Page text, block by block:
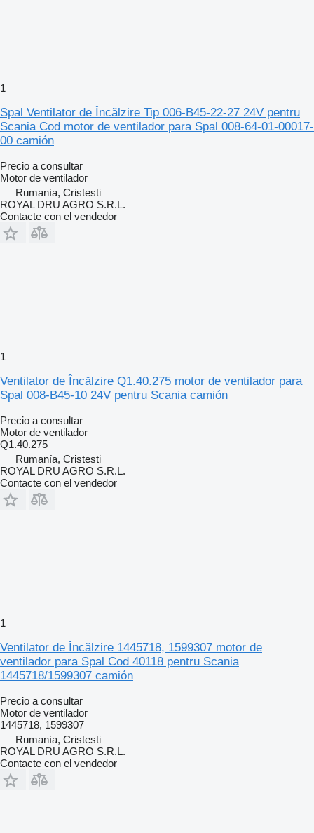
1
Spal Ventilator de Încălzire Tip 006-B45-22-27 24V pentru
Scania Cod motor de ventilador para Spal 008-64-01-00017-
00 camión
Precio a consultar
Motor de ventilador
Rumanía, Cristesti
ROYAL DRU AGRO S.R.L.
Contacte con el vendedor
1
Ventilator de Încălzire Q1.40.275 motor de ventilador para
Spal 008-B45-10 24V pentru Scania camión
Precio a consultar
Motor de ventilador
Q1.40.275
Rumanía, Cristesti
ROYAL DRU AGRO S.R.L.
Contacte con el vendedor
1
Ventilator de Încălzire 1445718, 1599307 motor de
ventilador para Spal Cod 40118 pentru Scania
1445718/1599307 camión
Precio a consultar
Motor de ventilador
1445718, 1599307
Rumanía, Cristesti
ROYAL DRU AGRO S.R.L.
Contacte con el vendedor